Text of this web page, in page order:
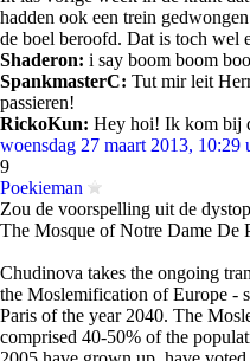
hadden ook een trein
de boel beroofd. Dat is toch wel
Shaderon: i say boom boom
SpankmasterC: Tut mir leit
passieren!
RickoKun: Hey hoi! Ik kom bij
woensdag 27 maart 2013, 10:29
9
Poekieman
Zou de voorspelling uit de
The Mosque of Notre Dame De
Chudinova takes the ongoing
the Moslemification of Europe -
Paris of the year 2040. The
comprised 40-50% of the